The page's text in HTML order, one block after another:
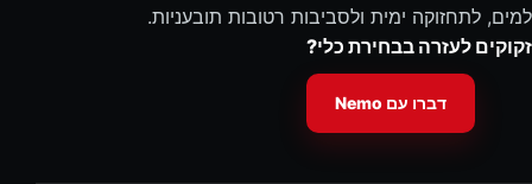
למים, לתחזוקה ימית ולסביבות רטובות תובעניות.
זקוקים לעזרה בבחירת כלי?
דברו עם Nemo